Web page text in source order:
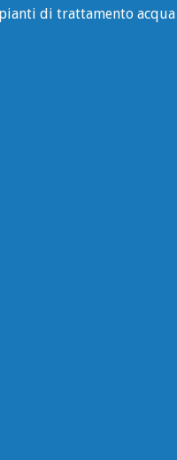
di trattamento acqua